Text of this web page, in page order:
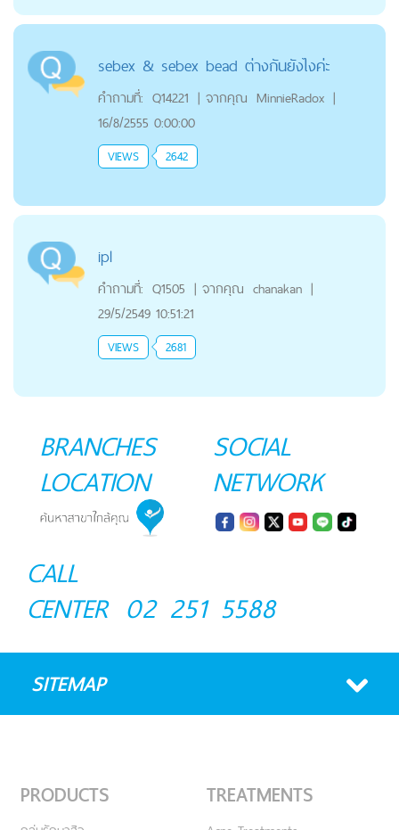
sebex & sebex bead ต่างกันยังไงค่ะ
คำถามที่: Q14221 | จากคุณ MinnieRadox |
16/8/2555 0:00:00
VIEWS 2642
ipl
คำถามที่: Q1505 | จากคุณ chanakan |
29/5/2549 10:51:21
VIEWS 2681
BRANCHES
LOCATION
SOCIAL
NETWORK
CALL
CENTER 02 251 5588
SITEMAP
PRODUCTS TREATMENTS